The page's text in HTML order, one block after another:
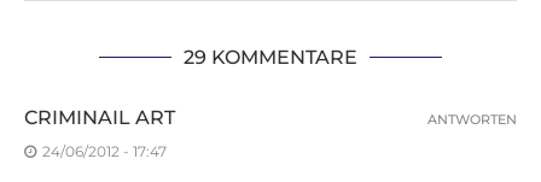
29 KOMMENTARE
CRIMINAIL ART
24/06/2012 - 17:47
ANTWORTEN